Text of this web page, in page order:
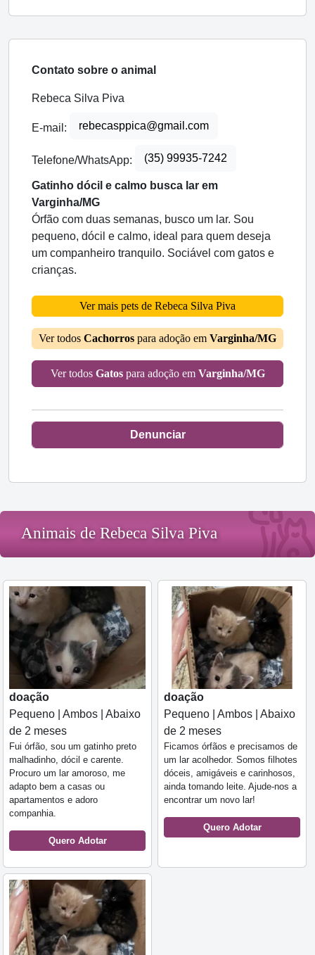
Contato sobre o animal
Rebeca Silva Piva
E-mail: rebecasppica@gmail.com
Telefone/WhatsApp: (35) 99935-7242
Gatinho dócil e calmo busca lar em
Varginha/MG
Órfão com duas semanas, busco um lar. Sou
pequeno, dócil e calmo, ideal para quem deseja
um companheiro tranquilo. Sociável com gatos e
crianças.
Ver mais pets de Rebeca Silva Piva
Ver todos Cachorros para adoção em Varginha/MG
Ver todos Gatospara adoção em Varginha/MG
Denunciar
Animais de Rebeca Silva Piva
doação
Pequeno | Ambos | Abaixo
de 2 meses
Fui órfão, sou um gatinho preto
malhadinho, dócil e carente.
Procuro um lar amoroso, me
adapto bem a casas ou
apartamentos e adoro
companhia.
Quero Adotar
doação
Pequeno | Ambos | Abaixo
de 2 meses
Ficamos órfãos e precisamos de
um lar acolhedor. Somos filhotes
dóceis, amigáveis e carinhosos,
ainda tomando leite. Ajude-nos a
encontrar um novo lar!
Quero Adotar